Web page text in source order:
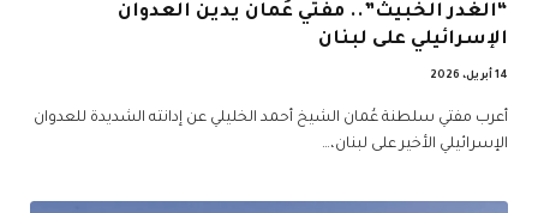
“الغدر الخبيث”.. مفتي عُمان يدين العدوان
الإسرائيلي على لبنان
14 أبريل، 2026
أعرب مفتي سلطنة عُمان الشيخ أحمد الخليلي عن إدانته الشديدة للعدوان
الإسرائيلي الأخير على لبنان،…